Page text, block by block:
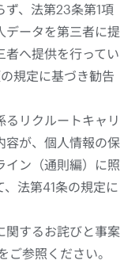
ず、法第23条第1項
データを第三者に提
者へ提供を行ってい
規定に基づき勧告
るリクルートキャリ
容が、個人情報の保
イン（通則編）に照
法第41条の規定に
関するお詫びと事案
ご参照ください。